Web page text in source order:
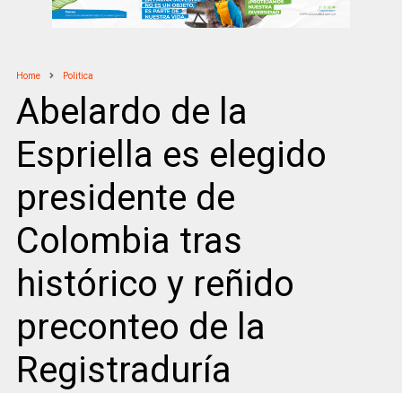
Home Politica
Abelardo de la
Espriella es elegido
presidente de
Colombia tras
histórico y reñido
preconteo de la
Registraduría